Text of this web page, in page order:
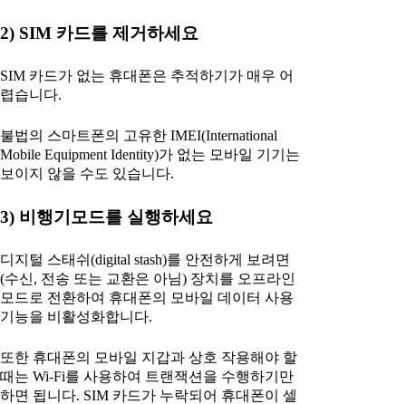
2) SIM 카드를 제거하세요
SIM 카드가 없는 휴대폰은 추적하기가 매우 어
렵습니다.
불법의 스마트폰의 고유한 IMEI(International
Mobile Equipment Identity)가 없는 모바일 기기는
보이지 않을 수도 있습니다.
3) 비행기모드를 실행하세요
디지털 스태쉬(digital stash)를 안전하게 보려면
(수신, 전송 또는 교환은 아님) 장치를 오프라인
모드로 전환하여 휴대폰의 모바일 데이터 사용
기능을 비활성화합니다.
또한 휴대폰의 모바일 지갑과 상호 작용해야 할
때는 Wi-Fi를 사용하여 트랜잭션을 수행하기만
하면 됩니다. SIM 카드가 누락되어 휴대폰이 셀